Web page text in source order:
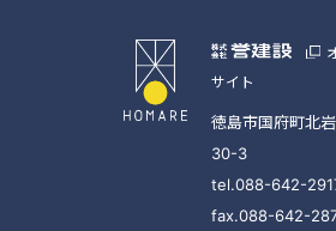
サイト
徳島市国府町北
30-3
tel.088-642-
fax.088-642-